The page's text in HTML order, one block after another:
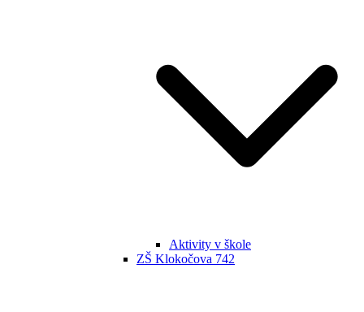
Aktivity v škole
ZŠ Klokočova 742